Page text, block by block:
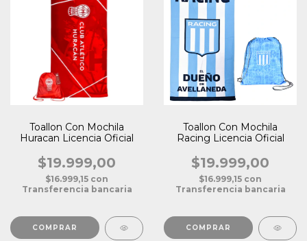
Toallon Con Mochila
Huracan Licencia Oficial
$19.999,00
$16.999,15 con
Transferencia bancaria
Toallon Con Mochila
Racing Licencia Oficial
$19.999,00
$16.999,15 con
Transferencia bancaria